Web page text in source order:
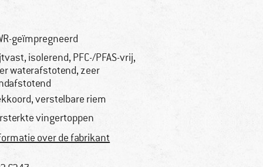
geïmpregneerd
isolerend, PFC-/PFAS-vrij,
waterafstotend, zeer
verstelbare riem
vingertoppen
over de fabrikant